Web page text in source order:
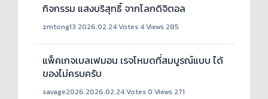
กิจกรรม แสงบริสุทธิ์ จากโลกดิจิตอล
zmtong13|2026.02.24|Votes 4|Views 285
แพ็คเกจเบลเฟมอน เรจโหมดที่สมบูรณ์แบบ ได้
ของไม่ครบครับ
savage2026|2026.02.24|Votes 0|Views 271